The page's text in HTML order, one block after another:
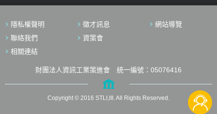
因車禍所生之侵權行為責任，誠如前述，係以駕駛人存有抽象輕過失作為前
提，而過失之本質，則係雖非故意，但按其情節，（1）行為人（駕駛自駕
車之人）應或能注意，卻不注意，或（2）雖可預見侵權行為（車禍肇事）
之事實發生，但確信不發生[8]，就此，在SAE分類等級2以前之自駕車，因
之駕駛人，負擔相同侵權行為之注意義務內容（或程度），但等級3至等級5
自駕車之各式應用情境，車輛行駛環境之相關監控資訊已轉由車輛本身處
理、控管，則駕駛人是否對於自駕車之車禍發生，仍具有可預見性，或得注
意並防免之，則不無疑慮。 參、事件評析 綜上，本文所提不同等級自
駕車，是否當然得以繼續適用傳統民事侵權行為之過失標準判斷駕駛人有無
隱私權聲明 徵才訊息
網站導覽
聯絡我們
資策會
相關連結
財團法人資訊工業策進會 統一編號：05076416
Copyright © 2016 STLI,III. All Rights Reserved.